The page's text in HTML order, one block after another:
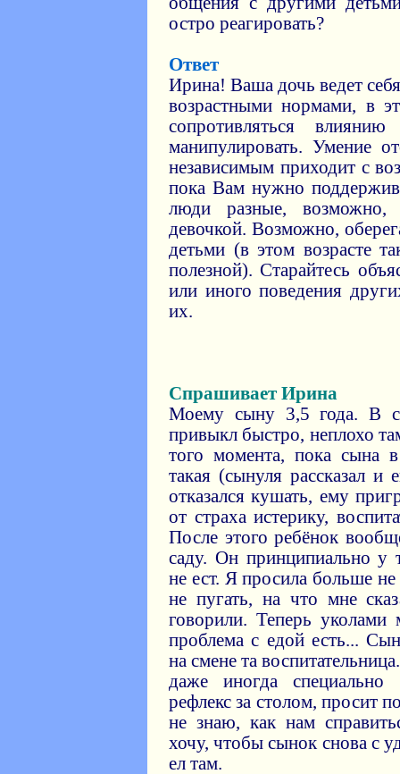
остро реагировать?
Ответ
Ирина! Ваша дочь ведет
возрастными нормами, в
сопротивляться
манипулировать. Умение
независимым приходит с
пока Вам нужно
люди разные, возможно,
девочкой. Возможно,
детьми (в этом возрасте
полезной). Старайтесь
или иного поведения
их.
Спрашивает Ирина
Моему сыну 3,5 года. В
привыкл быстро, неплохо
того момента, пока сына
такая (сынуля рассказал
отказался кушать, ему
от страха истерику,
После этого ребёнок
саду. Он принципиально у
не ест. Я просила больше не
не пугать, на что мне
говорили. Теперь
проблема с едой есть...
на смене та
даже иногда
рефлекс за столом, просит
не знаю, как нам
хочу, чтобы сынок снова с
ел там.